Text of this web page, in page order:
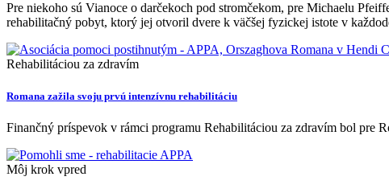
Pre niekoho sú Vianoce o darčekoch pod stromčekom, pre Michaelu
rehabilitačný pobyt, ktorý jej otvoril dvere k väčšej fyzickej istote v
Rehabilitáciou za zdravím
Romana zažila svoju prvú intenzívnu rehabilitáciu
Finančný príspevok v rámci programu Rehabilitáciou za zdravím bol
Môj krok vpred